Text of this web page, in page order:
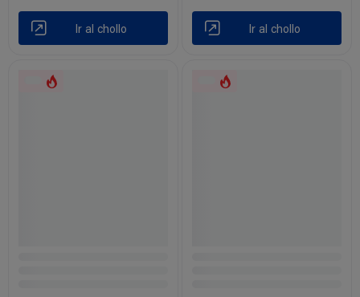
Ir al chollo Ir al chollo